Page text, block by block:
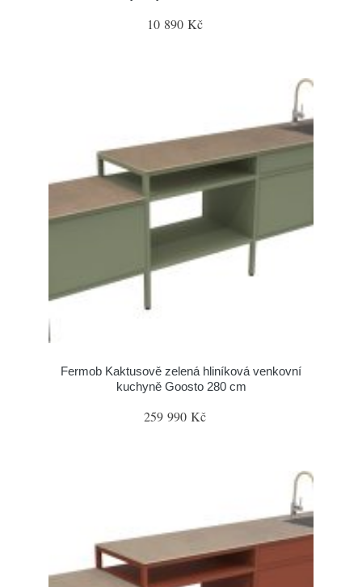
10 890 Kč
Fermob Kaktusově zelená hliníková venkovní
kuchyně Goosto 280 cm
259 990 Kč